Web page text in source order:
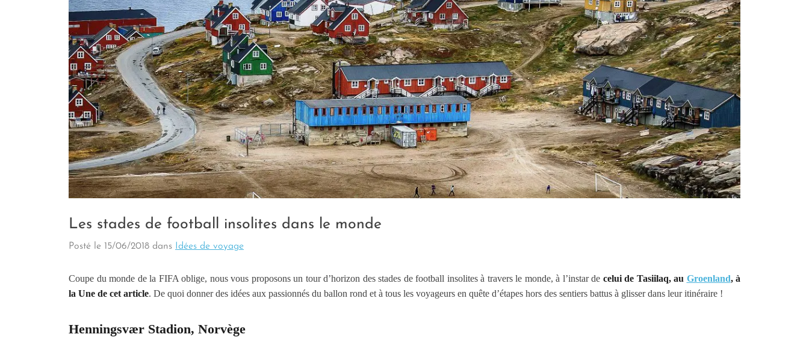
Les stades de football insolites dans le monde
Posté le 15/06/2018 dans Idées de voyage
Coupe du monde de la FIFA oblige, nous vous proposons un tour d’horizon des stades de football insolites à travers le monde, à l’instar de celui de Tasiilaq, au Groenland, à
la Une de cet article. De quoi donner des idées aux passionnés du ballon rond et à tous les voyageurs en quête d’étapes hors des sentiers battus à glisser dans leur itinéraire !
Henningsvær Stadion, Norvège